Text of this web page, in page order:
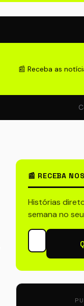
📰 Receba as
📰 RECEBA
Histórias
semana no